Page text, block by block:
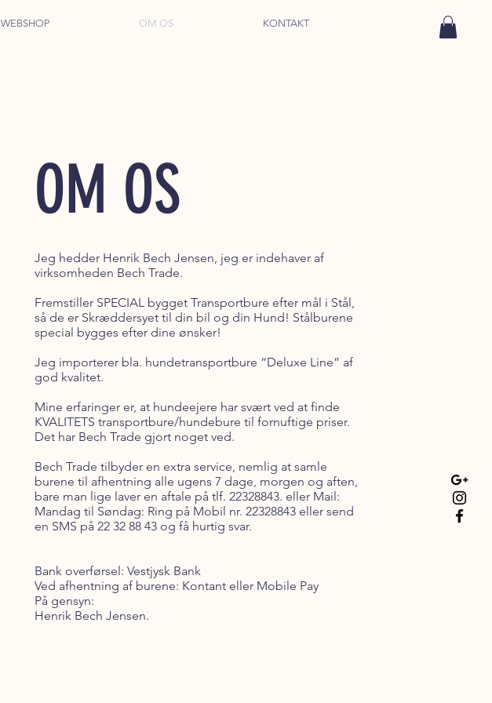
WEBSHOP OM OS KONTAKT
OM OS
Jeg hedder Henrik Bech Jensen, jeg er indehaver af
virksomheden Bech Trade.
Fremstiller SPECIAL bygget Transportbure efter mål i Stål,
så de er Skræddersyet til din bil og din Hund! Stålburene
special bygges efter dine ønsker!
Jeg importerer bla. hundetransportbure “Deluxe Line” af
god kvalitet.
Mine erfaringer er, at hundeejere har svært ved at finde
KVALITETS transportbure/hundebure til fornuftige priser.
Det har Bech Trade gjort noget ved.
Bech Trade tilbyder en extra service, nemlig at samle
burene til afhentning alle ugens 7 dage, morgen og aften,
bare man lige laver en aftale på tlf. 22328843. eller Mail:
Mandag til Søndag: Ring på Mobil nr. 22328843 eller send
en SMS på 22 32 88 43 og få hurtig svar.
Bank overførsel: Vestjysk Bank
Ved afhentning af burene: Kontant eller Mobile Pay
På gensyn:
Henrik Bech Jensen.